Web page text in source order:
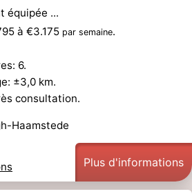
équipée ...
à €3.175 par semaine.
6.
±3,0 km.
consultation.
Haamstede
Plus d'informations